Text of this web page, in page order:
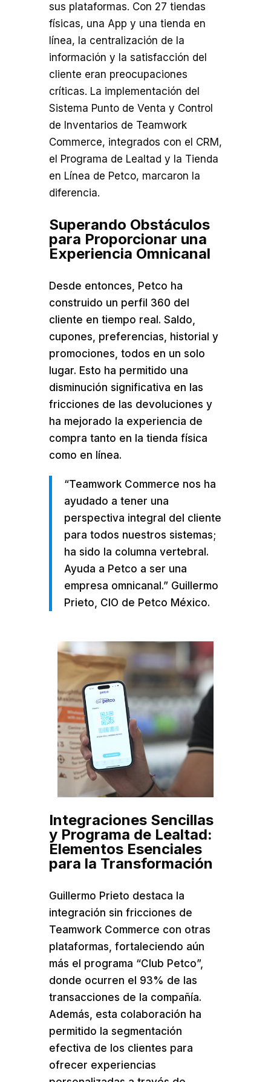
sus plataformas. Con 27 tiendas
físicas, una App y una tienda en
línea, la centralización de la
información y la satisfacción del
cliente eran preocupaciones
críticas. La implementación del
Sistema Punto de Venta y Control
de Inventarios de Teamwork
Commerce, integrados con el CRM,
el Programa de Lealtad y la Tienda
en Línea de Petco, marcaron la
diferencia.
Superando Obstáculos
para Proporcionar una
Experiencia Omnicanal
Desde entonces, Petco ha
construido un perfil 360 del
cliente en tiempo real. Saldo,
cupones, preferencias, historial y
promociones, todos en un solo
lugar. Esto ha permitido una
disminución significativa en las
fricciones de las devoluciones y
ha mejorado la experiencia de
compra tanto en la tienda física
como en línea.
“Teamwork Commerce nos ha
ayudado a tener una
perspectiva integral del cliente
para todos nuestros sistemas;
ha sido la columna vertebral.
Ayuda a Petco a ser una
empresa omnicanal.” Guillermo
Prieto, CIO de Petco México.
Integraciones Sencillas
y Programa de Lealtad:
Elementos Esenciales
para la Transformación
Guillermo Prieto destaca la
integración sin fricciones de
Teamwork Commerce con otras
plataformas, fortaleciendo aún
más el programa “Club Petco”,
donde ocurren el 93% de las
transacciones de la compañía.
Además, esta colaboración ha
permitido la segmentación
efectiva de los clientes para
ofrecer experiencias